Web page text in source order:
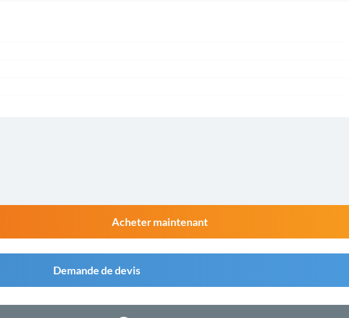
Acheter maintenant
Demande de devis